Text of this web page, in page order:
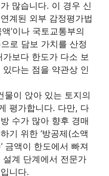
많습니다. 이 경우 신
계된 외부 감정평가법
’이나 국토교통부의
으로 담보 가치를 산정
보다 한도가 다소 보
다는 점을 약관상 인
물이 앉아 있는 토지의
평가합니다. 다만, 다
수가 많아 향후 경매
기 위한 ‘방공제(소액
금액이 한도에서 빠져
계 단계에서 전문가
니다.